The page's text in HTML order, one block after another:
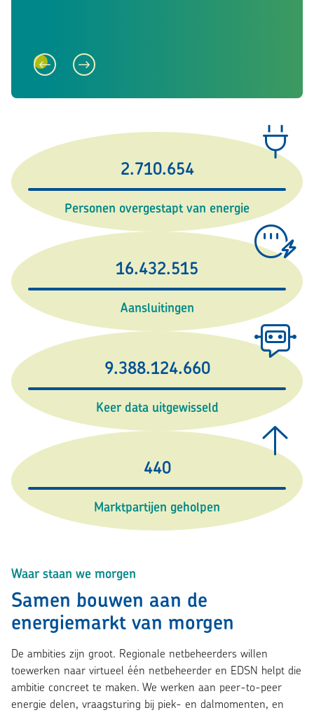
2.710.654
Personen overgestapt van energie
16.432.515
Aansluitingen
9.388.124.660
Keer data uitgewisseld
440
Marktpartijen geholpen
Waar staan we morgen
Samen bouwen aan de
energiemarkt van morgen
De ambities zijn groot. Regionale netbeheerders willen
toewerken naar virtueel één netbeheerder en EDSN helpt die
ambitie concreet te maken. We werken aan peer-to-peer
energie delen, vraagsturing bij piek- en dalmomenten, en